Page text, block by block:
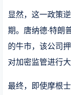
显然，这一政策
期。唐纳德·特朗
的牛市，该公司
对加密监管进行
最终，即使摩根